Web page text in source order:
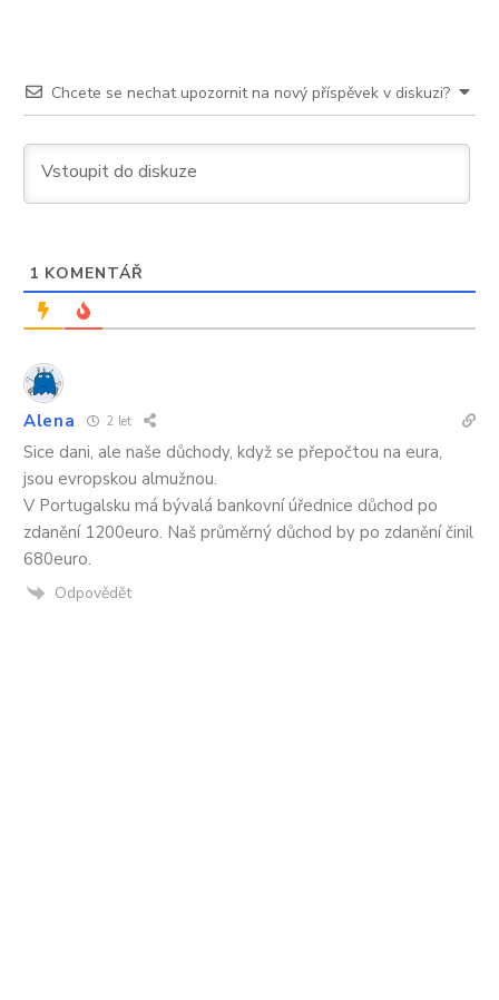
Chcete se nechat upozornit na nový příspěvek v diskuzi?
1 KOMENTÁŘ
Alena 2 let
Sice dani, ale naše důchody, když se přepočtou na eura,
jsou evropskou almužnou.
V Portugalsku má bývalá bankovní úřednice důchod po
zdanění 1200euro. Naš průměrný důchod by po zdanění činil
680euro.
Odpovědět